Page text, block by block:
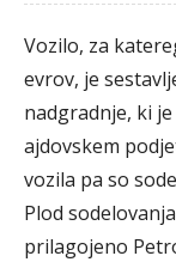
Vozilo, za
evrov, je
nadgradnje, ki
ajdovskem
vozila pa so
Plod
prilagojeno